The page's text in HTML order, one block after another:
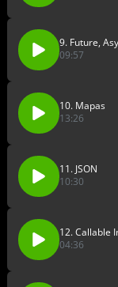
9. Future,
09:57
10. Mapas
13:26
11. JSON
10:30
12. Callable
04:36